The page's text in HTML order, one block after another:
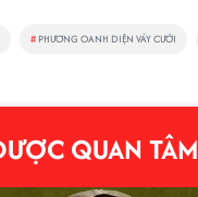
# PHƯƠNG OANH DIỆN VÁY CƯỚI
QUAN TÂM